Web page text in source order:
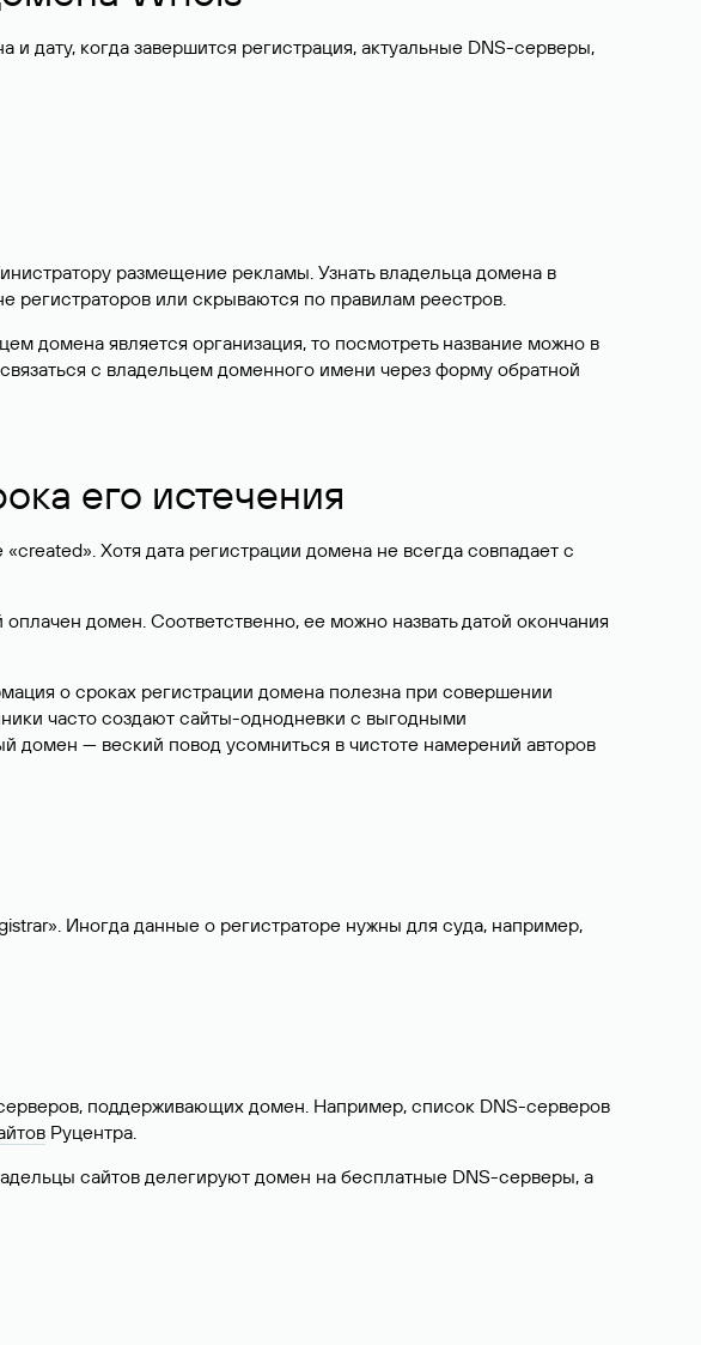
дату, когда завершится регистрация, актуальные DNS-серверы,
размещение рекламы. Узнать владельца домена в
регистраторов или скрываются по правилам реестров.
домена является организация, то посмотреть название можно в
с владельцем доменного имени через форму обратной
его истечения
Хотя дата регистрации домена не всегда совпадает с
домен. Соответственно, ее можно назвать датой окончания
о сроках регистрации домена полезна при совершении
часто создают сайты-однодневки с выгодными
домен — веский повод усомниться в чистоте намерений авторов
Иногда данные о регистраторе нужны для суда, например,
поддерживающих домен. Например, список DNS-серверов
Руцентра.
сайтов делегируют домен на бесплатные DNS-серверы, а